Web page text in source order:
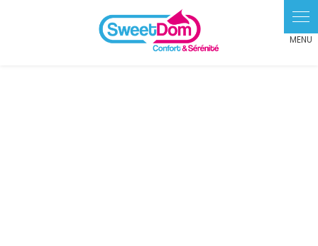
Panneau de gestion des cookies